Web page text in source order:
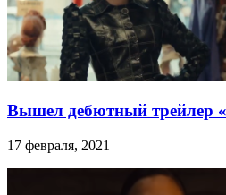
Вышел дебютный трейлер
17 февраля, 2021